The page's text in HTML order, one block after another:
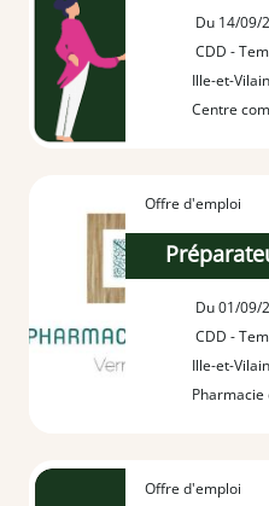
Du 14/09/
CDD -
Ille-et-
Centre
Offre d'emploi
Du 01/09/
CDD -
Ille-et-
Offre d'emploi